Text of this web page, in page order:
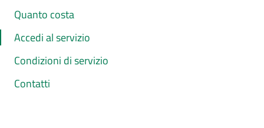
Quanto costa
Accedi al servizio
Condizioni di servizio
Contatti